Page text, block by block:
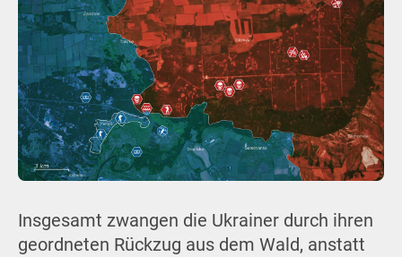
Insgesamt zwangen die Ukrainer durch ihren
geordneten Rückzug aus dem Wald, anstatt